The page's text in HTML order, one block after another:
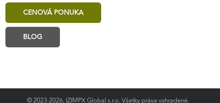
CENOVÁ PONUKA
BLOG
© 2023-2026, IZIMPX Global s.r.o. Všetky práva vyhradené.